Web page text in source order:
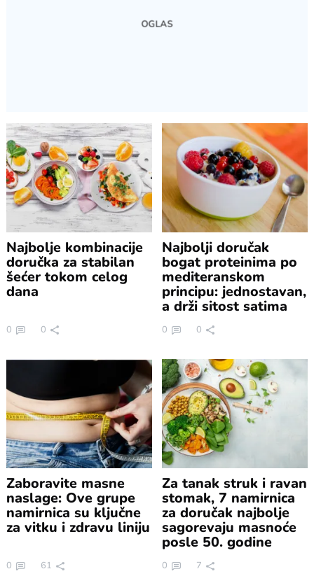
Najbolje kombinacije
doručka za stabilan
šećer tokom celog
dana
0 0
Najbolji doručak
bogat proteinima po
mediteranskom
principu: jednostavan,
a drži sitost satima
0 0
Zaboravite masne
naslage: Ove grupe
namirnica su ključne
za vitku i zdravu liniju
0 61
Za tanak struk i ravan
stomak, 7 namirnica
za doručak najbolje
sagorevaju masnoće
posle 50. godine
0 7